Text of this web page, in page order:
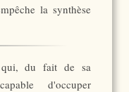
la synthèse
qui, du fait de sa
d'occuper